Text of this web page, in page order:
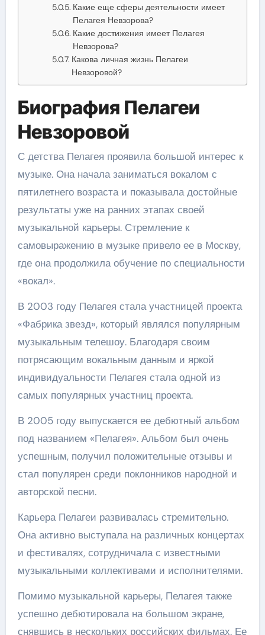
Какие еще сферы деятельности имеет
Пелагея Невзорова?
Какие достижения имеет Пелагея
Невзорова?
Какова личная жизнь Пелагеи
Невзоровой?
Биография Пелагеи
Невзоровой
С детства Пелагея проявила большой интерес к
музыке. Она начала заниматься вокалом с
пятилетнего возраста и показывала достойные
результаты уже на ранних этапах своей
музыкальной карьеры. Стремление к
самовыражению в музыке привело ее в Москву,
где она продолжила обучение по специальности
«вокал».
В 2003 году Пелагея стала участницей проекта
«Фабрика звезд», который являлся популярным
музыкальным телешоу. Благодаря своим
потрясающим вокальным данным и яркой
индивидуальности Пелагея стала одной из
самых популярных участниц проекта.
В 2005 году выпускается ее дебютный альбом
под названием «Пелагея». Альбом был очень
успешным, получил положительные отзывы и
стал популярен среди поклонников народной и
авторской песни.
Карьера Пелагеи развивалась стремительно.
Она активно выступала на различных концертах
и фестивалях, сотрудничала с известными
музыкальными коллективами и исполнителями.
Помимо музыкальной карьеры, Пелагея также
успешно дебютировала на большом экране,
снявшись в нескольких российских фильмах. Ее